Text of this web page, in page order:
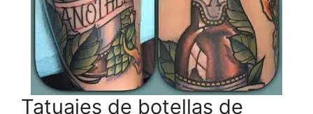
Tatuajes de botellas de